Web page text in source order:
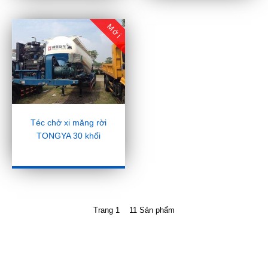
Mới
Téc chở xi măng rời
TONGYA 30 khối
Trang 1 11 Sản phẩm